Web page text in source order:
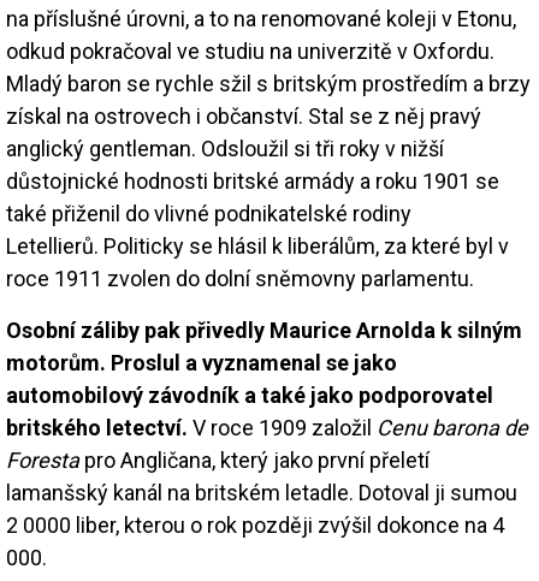
na příslušné úrovni, a to na renomované koleji v Etonu,
odkud pokračoval ve studiu na univerzitě v Oxfordu.
Mladý baron se rychle sžil s britským prostředím a brzy
získal na ostrovech i občanství. Stal se z něj pravý
anglický gentleman. Odsloužil si tři roky v nižší
důstojnické hodnosti britské armády a roku 1901 se
také přiženil do vlivné podnikatelské rodiny
Letellierů. Politicky se hlásil k liberálům, za které byl v
roce 1911 zvolen do dolní sněmovny parlamentu.
Osobní záliby pak přivedly Maurice Arnolda k silným
motorům. Proslul a vyznamenal se jako
automobilový závodník a také jako podporovatel
britského letectví. V roce 1909 založil Cenu barona de
Forestapro Angličana, který jako první přeletí
lamanšský kanál na britském letadle. Dotoval ji sumou
2 0000 liber, kterou o rok později zvýšil dokonce na 4
000.